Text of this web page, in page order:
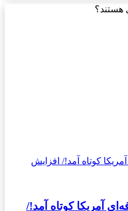
هستند؟
کوتاه آمد!/ افزایش
آمریکا کوتاه آمد!/